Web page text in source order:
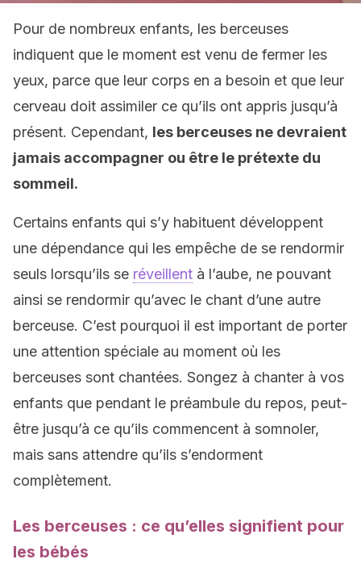
Pour de nombreux enfants, les berceuses
indiquent que le moment est venu de fermer les
yeux, parce que leur corps en a besoin et que leur
cerveau doit assimiler ce qu’ils ont appris jusqu’à
présent. Cependant, les berceuses ne devraient
jamais accompagner ou être le prétexte du
sommeil.
Certains enfants qui s’y habituent développent
une dépendance qui les empêche de se rendormir
seuls lorsqu’ils se réveillent à l’aube, ne pouvant
ainsi se rendormir qu’avec le chant d’une autre
berceuse. C’est pourquoi il est important de porter
une attention spéciale au moment où les
berceuses sont chantées. Songez à chanter à vos
enfants que pendant le préambule du repos, peut-
être jusqu’à ce qu’ils commencent à somnoler,
mais sans attendre qu’ils s’endorment
complètement.
Les berceuses : ce qu’elles signifient pour
les bébés